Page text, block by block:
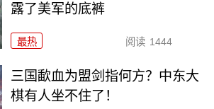
露了美军的底裤
最热 阅读 1444
三国歃血为盟剑指何方？中东大
棋有人坐不住了！